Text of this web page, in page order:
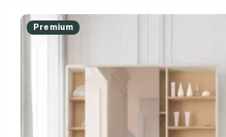
Premium